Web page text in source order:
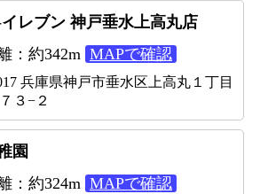
レブン 神戸垂水上高丸店
：約342m MAPで確認
兵庫県神戸市垂水区上高丸１丁目
３−２
園
：約324m MAPで確認